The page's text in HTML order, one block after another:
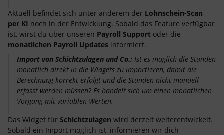
Aktuell befindet sich unter anderem der Lohnschein-Scan
per KI noch in der Entwicklung. Sobald das Feature verfügbar
ist, wirst du über unseren Payroll Support oder die
monatlichen Payroll Updates informiert.
Import von Schichtzulagen und Co.: Ist es möglich die Stunden
monatlich direkt in die Widgets zu importieren, damit die
Berechnung korrekt erfolgt und die Stunden nicht manuell
erfasst werden müssen? Es handelt sich um einen monatlichen
Vorgang mit variablen Werten.
Das Widget für Schichtzulagen wird derzeit weiterentwickelt.
Sobald ein Import möglich ist, informieren wir dich